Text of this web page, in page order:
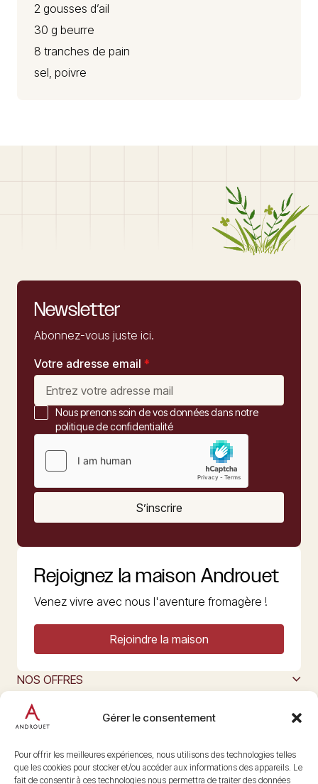
Gérer le consentement
Pour offrir les meilleures expériences, nous utilisons des technologies telles
que les cookies pour stocker et/ou accéder aux informations des appareils. Le
fait de consentir à ces technologies nous permettra de traiter des données
2 gousses d’ail
30 g beurre
8 tranches de pain
sel, poivre
Newsletter
Abonnez-vous juste ici.
Votre adresse email *
Nous prenons soin de vos données dans notre
politique de confidentialité
S’inscrire
Rejoignez la maison Androuet
Venez vivre avec nous l'aventure fromagère !
Rejoindre la maison
NOS OFFRES
L’ART DU FROMAGE
Nous suivre
@maisonandrouet